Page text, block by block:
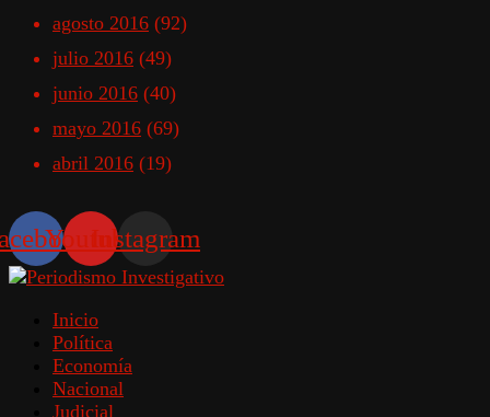
agosto 2016 (92)
julio 2016 (49)
junio 2016 (40)
mayo 2016 (69)
abril 2016 (19)
YoutubeInstagram
Inicio
Política
Economía
Nacional
Judicial